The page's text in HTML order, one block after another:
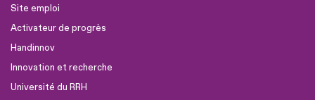
Site emploi
Activateur de progrès
Handinnov
Innovation et recherche
Université du RRH